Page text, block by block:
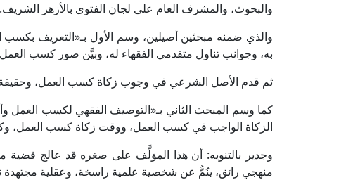
والبحوث، والمشرف العام على لجان الفتوى بالأزهر الشريف.
والذي ضمنه مبحثين أصيلين، وسم الأول بـ«التعريف
به، وجوانب تناول متقدمي الفقهاء له، وبيَّن صور كسب
ثم قدم الأصل الشرعي في وجوب زكاة كسب العمل، وحقيقة
كما وسم المبحث الثاني بـ«التوصيف الفقهي لكسب العمل
الزكاة الواجب في كسب العمل، ووقت زكاة كسب العمل،
وجدير بالتنويه: أن هذا المؤلَّف على صغره قد عالج
منهجي رائق، ينُمُّ عن شخصية علمية راسخة، وعقلية مجتهدة